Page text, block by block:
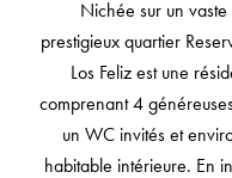
Nichée sur un
prestigieux quartier
Los Feliz est une
comprenant 4
un WC invités et
habitable intérieure. En